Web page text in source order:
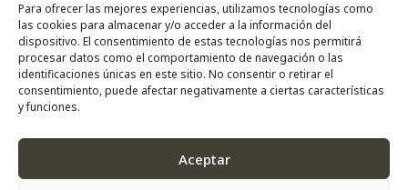
Para ofrecer las mejores experiencias, utilizamos tecnologías como
las cookies para almacenar y/o acceder a la información del
dispositivo. El consentimiento de estas tecnologías nos permitirá
procesar datos como el comportamiento de navegación o las
identificaciones únicas en este sitio. No consentir o retirar el
consentimiento, puede afectar negativamente a ciertas características
y funciones.
Aceptar
reservados |
Diseño y Desarrollo Web deAgencia Marketing
DigitalGrowth®